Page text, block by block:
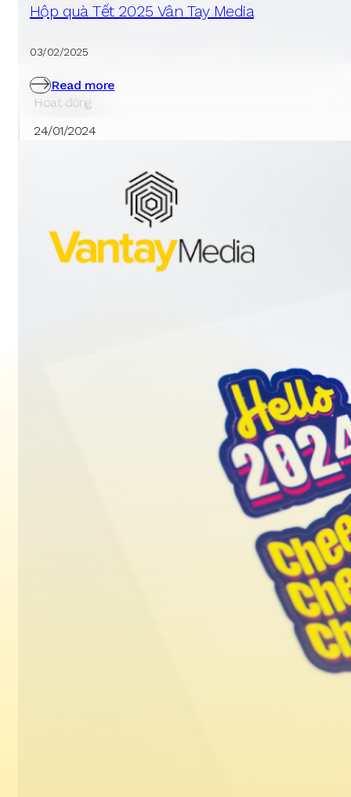
Hoạt động
24/01/2024
mới kiwi kiwi
Hộp quà Tết 2025 Vân Tay Media
03/02/2025
Read more